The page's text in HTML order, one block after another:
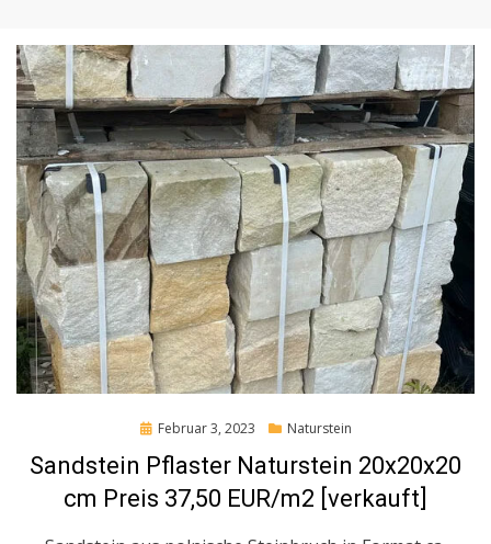
Posted
Februar 3, 2023 Naturstein
Sandstein Pflaster Naturstein 20x20x20
cm Preis 37,50 EUR/m2 [verkauft]